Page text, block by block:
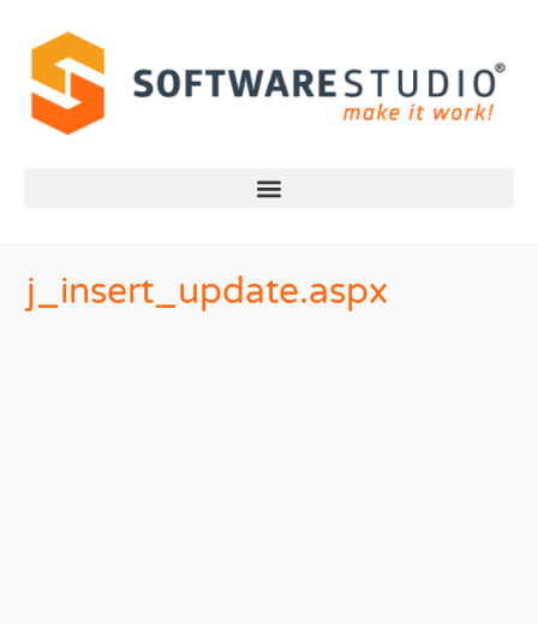
j_insert_update.aspx